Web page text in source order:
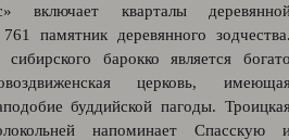
включает кварталы
памятник деревянного
барокко является
церковь,
буддийской пагоды.
напоминает Спасскую